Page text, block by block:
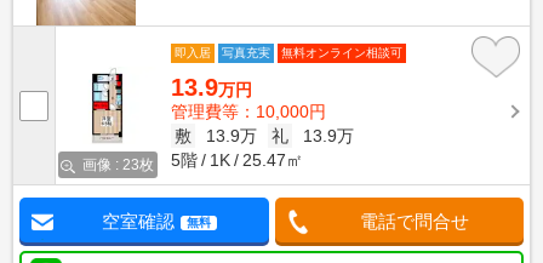
画像 : 23枚
即入居 写真充実 無料オンライン相談可
13.9万円
管理費等：10,000円
敷
13.9万 礼
13.9万
5階
1K 25.47㎡
空室確認 無料 電話で問合せ